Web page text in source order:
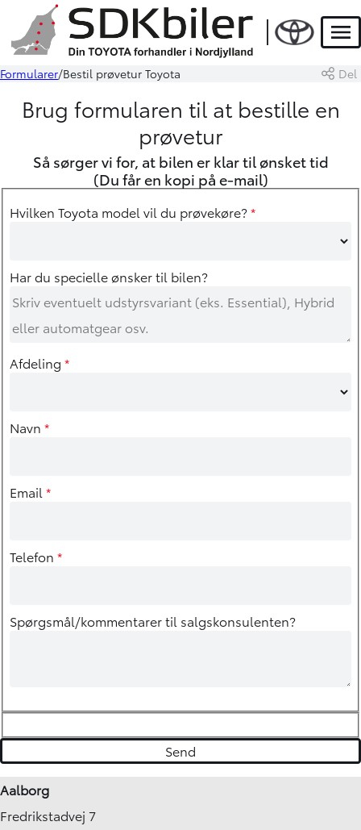
Formularer Bestil prøvetur Toyota Del
Brug formularen til at bestille en
prøvetur
Så sørger vi for, at bilen er klar til ønsket tid
(Du får en kopi på e-mail)
Hvilken Toyota model vil du prøvekøre?*
Har du specielle ønsker til bilen?
Afdeling *
Navn *
Email *
Telefon *
Spørgsmål/kommentarer til salgskonsulenten?
Aalborg
Fredrikstadvej 7